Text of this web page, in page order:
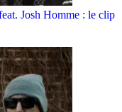
Josh Homme : le clip